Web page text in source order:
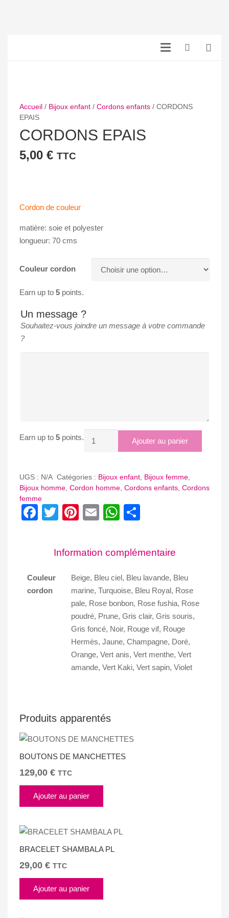
Accueil/ Bijoux enfant/ Cordons enfants/ CORDONS
EPAIS
CORDONS EPAIS
5,00 € TTC
Cordon de couleur
matière: soie et polyester
longueur: 70 cms
Couleur cordon
Earn up to 5points.
Un message ?
Souhaitez-vous joindre un message à votre commande
?
Earn up to 5points.
EPAIS
Ajouter au panier
UGS : N/A Catégories : Bijoux enfant Bijoux femme
Bijoux homme, Cordon homme, Cordons enfants, Cordons
femme
Facebook
TwitterPinterest
EmailWhatsApp
Information complémentaire
Couleur
cordon
Beige, Bleu ciel, Bleu lavande, Bleu
marine, Turquoise, Bleu Royal, Rose
pale, Rose bonbon, Rose fushia, Rose
poudré, Prune, Gris clair, Gris souris,
Gris foncé, Noir, Rouge vif, Rouge
Hermès, Jaune, Champagne, Doré,
Orange, Vert anis, Vert menthe, Vert
amande, Vert Kaki, Vert sapin, Violet
Produits apparentés
BOUTONS DE MANCHETTES
129,00 € TTC
Ajouter au panier
BRACELET SHAMBALA PL
29,00 € TTC
Ajouter au panier